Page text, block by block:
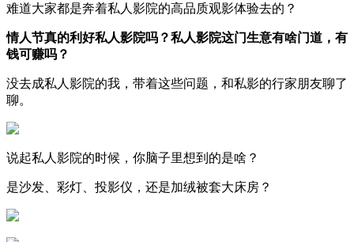
难道大家都是奔着私人影院的高品质观影体验去的？
情人节真的利好私人影院吗？私人影院这门生意有啥门道，有
钱可赚吗？
没去成私人影院的我，带着这些问题，和私影的行家朋友聊了
聊。
说起私人影院的时候，你脑子里想到的是啥？
是沙发、彩灯、投影仪，还是加绒被套大床房？